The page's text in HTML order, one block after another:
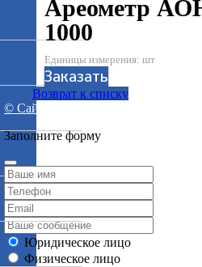
Ареометр
1000
Единицы измерения: шт
Заказать
Возврат к списку
© Сайт разработан компанией
Заполните форму
Юридическое лицо
Физическое лицо